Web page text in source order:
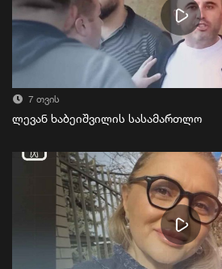
7 თვის
ლევან ხაბეიშვილის სასამართლო